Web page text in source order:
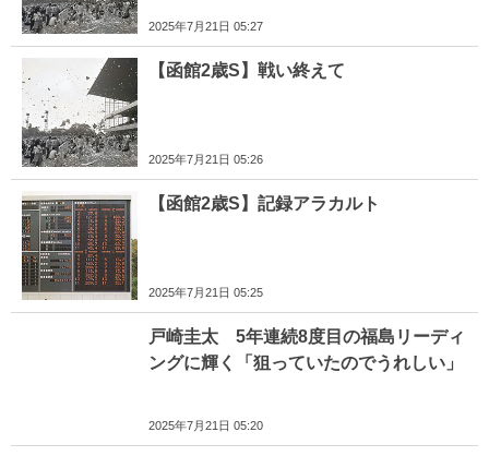
2025年7月21日 05:27
【函館2歳S】戦い終えて
2025年7月21日 05:26
【函館2歳S】記録アラカルト
2025年7月21日 05:25
戸崎圭太 5年連続8度目の福島リーディ
ングに輝く「狙っていたのでうれしい」
2025年7月21日 05:20